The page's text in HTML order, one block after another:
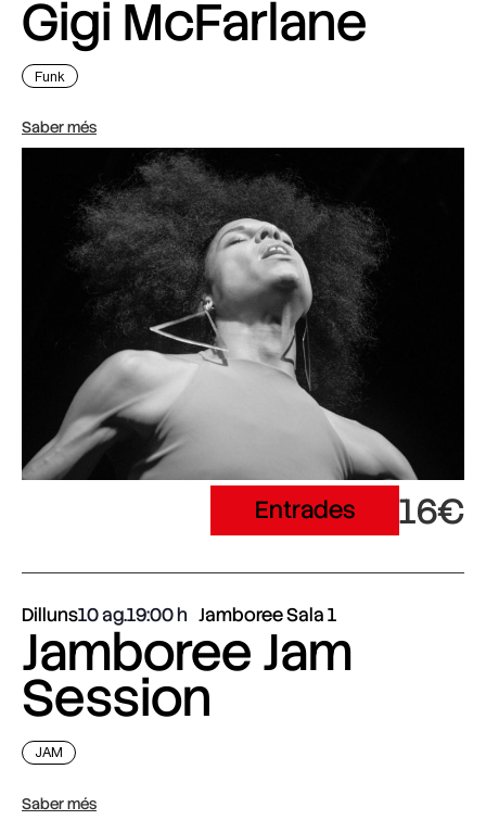
Gigi McFarlane
Funk
Saber més
Entrades 16€
Dilluns10 ag.19:00 Jamboree Sala 1
Jamboree Jam
Session
JAM
Saber més